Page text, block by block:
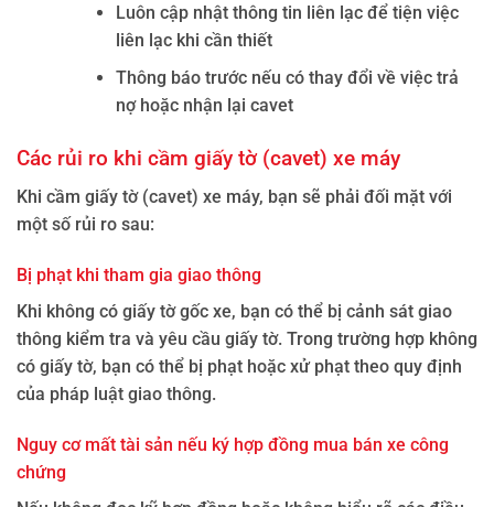
Luôn cập nhật thông tin liên lạc để tiện việc
liên lạc khi cần thiết
Thông báo trước nếu có thay đổi về việc trả
nợ hoặc nhận lại cavet
Các rủi ro khi cầm giấy tờ (cavet) xe máy
Khi cầm giấy tờ (cavet) xe máy, bạn sẽ phải đối mặt với
một số rủi ro sau:
Bị phạt khi tham gia giao thông
Khi không có giấy tờ gốc xe, bạn có thể bị cảnh sát giao
thông kiểm tra và yêu cầu giấy tờ. Trong trường hợp không
có giấy tờ, bạn có thể bị phạt hoặc xử phạt theo quy định
của pháp luật giao thông.
Nguy cơ mất tài sản nếu ký hợp đồng mua bán xe công
chứng